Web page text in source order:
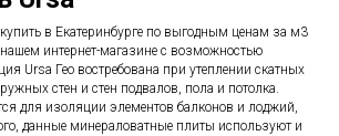
в Екатеринбурге по выгодным ценам за м3
интернет-магазине с возможностью
Ursa Гео востребована при утеплении скатных
стен и стен подвалов, пола и потолка.
для изоляции элементов балконов и лоджий,
данные минераловатные плиты используют и